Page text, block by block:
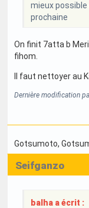
mieux
prochaine
On finit 7atta b
fihom.
Il faut nettoyer au
Dernière modification
Gotsumoto,
Seifganzo
balha a écrit :